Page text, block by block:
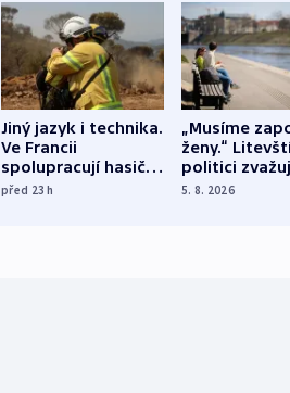
Jiný jazyk i technika.
Ve Francii
spolupracují hasiči z
různých zemí
před 23h
„Musíme
ženy.“
politici
dohodu o
5. 8. 2026